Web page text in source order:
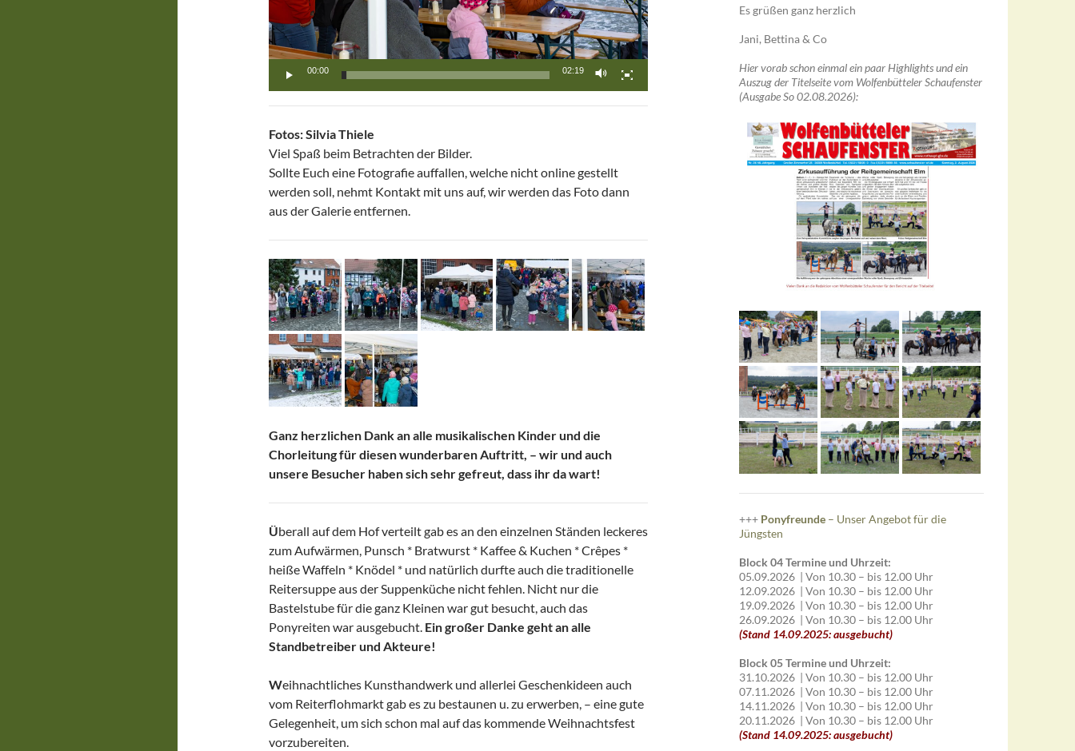
00:00 02:19
Fotos: Silvia Thiele
Viel Spaß beim Betrachten der Bilder.
Sollte Euch eine Fotografie auffallen, welche nicht online gestellt
werden soll, nehmt Kontakt mit uns auf, wir werden das Foto dann
aus der Galerie entfernen.
Ganz herzlichen Dank an alle musikalischen Kinder und die
Chorleitung für diesen wunderbaren Auftritt, – wir und auch
unsere Besucher haben sich sehr gefreut, dass ihr da wart!
Überall auf dem Hof verteilt gab es an den einzelnen Ständen leckeres
zum Aufwärmen, Punsch * Bratwurst * Kaffee & Kuchen * Crêpes *
heiße Waffeln * Knödel * und natürlich durfte auch die traditionelle
Reitersuppe aus der Suppenküche nicht fehlen. Nicht nur die
Bastelstube für die ganz Kleinen war gut besucht, auch das
Ponyreiten war ausgebucht. Ein großer Danke geht an alle
Standbetreiber und Akteure!
Weihnachtliches Kunsthandwerk und allerlei Geschenkideen auch
vom Reiterflohmarkt gab es zu bestaunen u. zu erwerben, – eine gute
Gelegenheit, um sich schon mal auf das kommende Weihnachtsfest
vorzubereiten.
Es grüßen ganz herzlich
Jani, Bettina & Co
Hier vorab schon einmal ein paar Highlights und ein
Auszug der Titelseite vom Wolfenbütteler Schaufenster
(Ausgabe So 02.08.2026):
+++ Ponyfreunde – Unser Angebot für die
Jüngsten
Block 04 Termine und Uhrzeit:
05.09.2026 | Von 10.30 – bis 12.00 Uhr
12.09.2026 | Von 10.30 – bis 12.00 Uhr
19.09.2026 | Von 10.30 – bis 12.00 Uhr
26.09.2026 | Von 10.30 – bis 12.00 Uhr
(Stand 14.09.2025: ausgebucht)
Block 05 Termine und Uhrzeit:
31.10.2026 | Von 10.30 – bis 12.00 Uhr
07.11.2026 | Von 10.30 – bis 12.00 Uhr
14.11.2026 | Von 10.30 – bis 12.00 Uhr
20.11.2026 | Von 10.30 – bis 12.00 Uhr
(Stand 14.09.2025: ausgebucht)